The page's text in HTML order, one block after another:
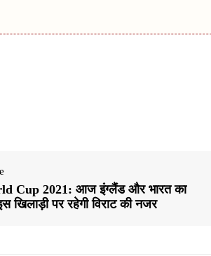
Cup 2021: आज इंग्लैंड और भारत का
खिलाड़ी पर रहेगी विराट की नजर